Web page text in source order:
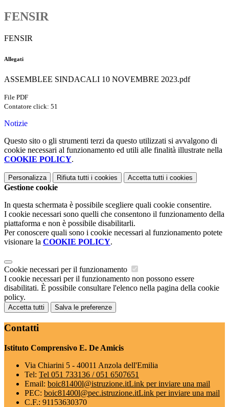
FENSIR
FENSIR
Allegati
ASSEMBLEE SINDACALI 10 NOVEMBRE 2023.pdf
File PDF
Contatore click: 51
Notizie
Questo sito o gli strumenti terzi da questo utilizzati si avvalgono di
cookie necessari al funzionamento ed utili alle finalità illustrate nella
COOKIE POLICY.
Personalizza Rifiuta tutti i cookies Accetta tutti i cookies
Gestione cookie
In questa schermata è possibile scegliere quali cookie consentire.
I cookie necessari sono quelli che consentono il funzionamento della
piattaforma e non è possibile disabilitarli.
Per conoscere quali sono i cookie necessari al funzionamento potete
visionare la COOKIE POLICY.
Cookie necessari per il funzionamento
I cookie necessari per il funzionamento non possono essere
disabilitati. È possibile consultare l'elenco nella pagina della cookie
policy.
Accetta tutti Salva le preferenze
Contatti
Istituto Comprensivo E. De Amicis
Via Chiarini 5 - 40011 Anzola dell'Emilia
Tel: Tel 051 733136 / 051 6507651
Email: boic81400l@istruzione.itLink per inviare una mail
PEC: boic81400l@pec.istruzione.itLink per inviare una mail
C.F.: 91153630370